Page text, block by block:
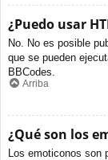
¿Puedo usar
No. No es posible
que se pueden
BBCodes.
Arriba
¿Qué son los
Los emoticonos son